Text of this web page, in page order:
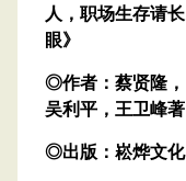
人，职场生存请长
眼》
◎作者：蔡贤隆，
吴利平，王卫峰著
◎出版：崧烨文化